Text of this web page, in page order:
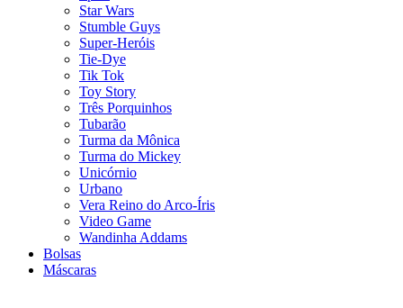
Star Wars
Stumble Guys
Super-Heróis
Tie-Dye
Tik Tok
Toy Story
Três Porquinhos
Tubarão
Turma da Mônica
Turma do Mickey
Unicórnio
Urbano
Vera Reino do Arco-Íris
Video Game
Wandinha Addams
Bolsas
Máscaras